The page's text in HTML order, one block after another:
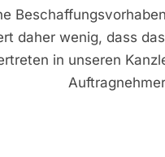
daher wenig, dass
in unseren